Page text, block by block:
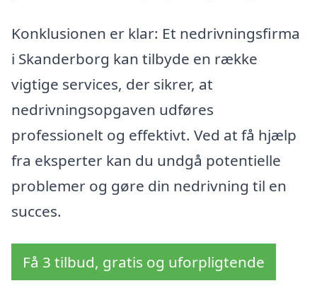
Konklusionen er klar: Et nedrivningsfirma
i Skanderborg kan tilbyde en række
vigtige services, der sikrer, at
nedrivningsopgaven udføres
professionelt og effektivt. Ved at få hjælp
fra eksperter kan du undgå potentielle
problemer og gøre din nedrivning til en
succes.
Få 3 tilbud, gratis og uforpligtende